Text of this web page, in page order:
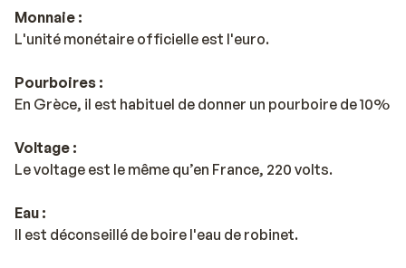
Monnaie :
L'unité monétaire officielle est l'euro.
Pourboires :
En Grèce, il est habituel de donner un pourboire de 10%
Voltage :
Le voltage est le même qu’en France, 220 volts.
Eau :
Il est déconseillé de boire l'eau de robinet.